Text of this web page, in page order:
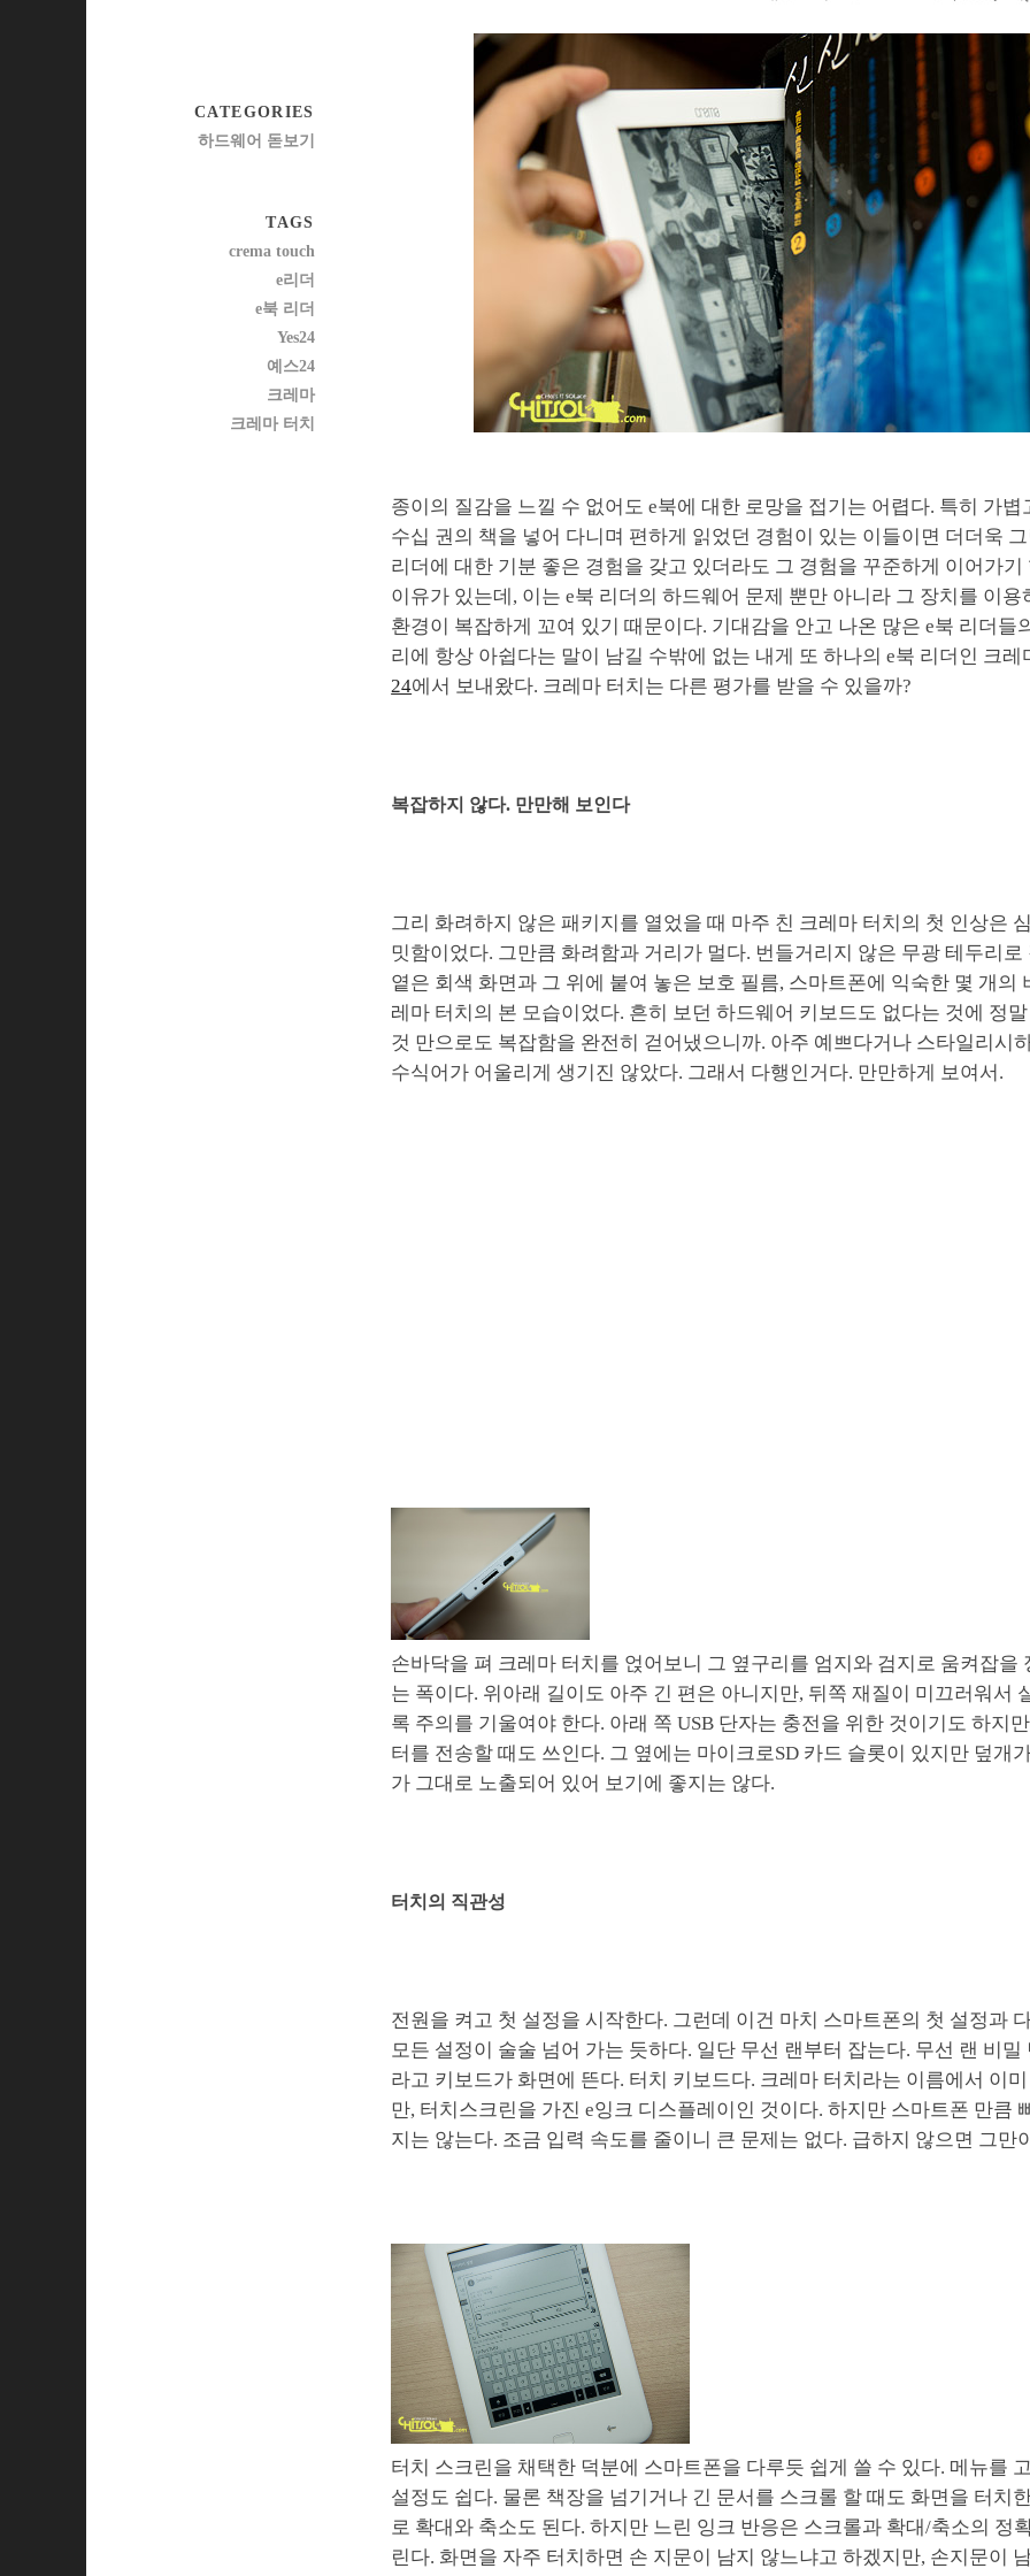
종이의 질감을 느낄 수 없어도 e북에 대한 로망을 접기는 어렵다. 특히 가볍
수십 권의 책을 넣어 다니며 편하게 읽었던 경험이 있는 이들이면 더더욱
리더에 대한 기분 좋은 경험을 갖고 있더라도 그 경험을 꾸준하게 이어가기
이유가 있는데, 이는 e북 리더의 하드웨어 문제 뿐만 아니라 그 장치를 이용
환경이 복잡하게 꼬여 있기 때문이다. 기대감을 안고 나온 많은 e북 리더들
리에 항상 아쉽다는 말이 남길 수밖에 없는 내게 또 하나의 e북 리더인 크레
24에서 보내왔다. 크레마 터치는 다른 평가를 받을 수 있을까?
복잡하지 않다. 만만해 보인다
그리 화려하지 않은 패키지를 열었을 때 마주 친 크레마 터치의 첫 인상은
밋함이었다. 그만큼 화려함과 거리가 멀다. 번들거리지 않은 무광 테두리로
옅은 회색 화면과 그 위에 붙여 놓은 보호 필름, 스마트폰에 익숙한 몇 개의
레마 터치의 본 모습이었다. 흔히 보던 하드웨어 키보드도 없다는 것에 정
것 만으로도 복잡함을 완전히 걷어냈으니까. 아주 예쁘다거나 스타일리시
수식어가 어울리게 생기진 않았다. 그래서 다행인거다. 만만하게 보여서.
손바닥을 펴 크레마 터치를 얹어보니 그 옆구리를 엄지와 검지로 움켜잡을
는 폭이다. 위아래 길이도 아주 긴 편은 아니지만, 뒤쪽 재질이 미끄러워서
록 주의를 기울여야 한다. 아래 쪽 USB 단자는 충전을 위한 것이기도 하지만
터를 전송할 때도 쓰인다. 그 옆에는 마이크로SD 카드 슬롯이 있지만 덮개
가 그대로 노출되어 있어 보기에 좋지는 않다.
터치의 직관성
전원을 켜고 첫 설정을 시작한다. 그런데 이건 마치 스마트폰의 첫 설정과
모든 설정이 술술 넘어 가는 듯하다. 일단 무선 랜부터 잡는다. 무선 랜 비밀
라고 키보드가 화면에 뜬다. 터치 키보드다. 크레마 터치라는 이름에서 이
만, 터치스크린을 가진 e잉크 디스플레이인 것이다. 하지만 스마트폰 만큼
지는 않는다. 조금 입력 속도를 줄이니 큰 문제는 없다. 급하지 않으면 그만
터치 스크린을 채택한 덕분에 스마트폰을 다루듯 쉽게 쓸 수 있다. 메뉴를
설정도 쉽다. 물론 책장을 넘기거나 긴 문서를 스크롤 할 때도 화면을 터치
로 확대와 축소도 된다. 하지만 느린 잉크 반응은 스크롤과 확대/축소의 정
린다. 화면을 자주 터치하면 손 지문이 남지 않느냐고 하겠지만, 손지문이
CATEGORIES
하드웨어 돋보기
TAGS
crema touch
e리더
e북 리더
Yes24
예스24
크레마
크레마 터치